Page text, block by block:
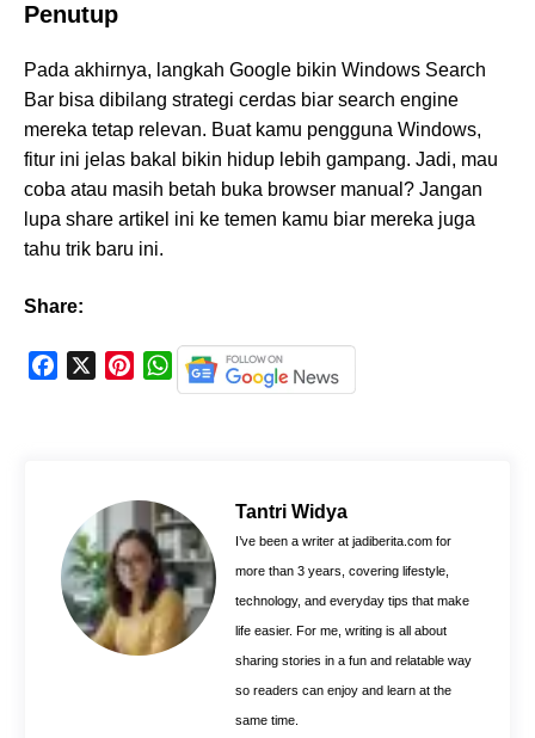
Penutup
Pada akhirnya, langkah Google bikin Windows Search
Bar bisa dibilang strategi cerdas biar search engine
mereka tetap relevan. Buat kamu pengguna Windows,
fitur ini jelas bakal bikin hidup lebih gampang. Jadi, mau
coba atau masih betah buka browser manual? Jangan
lupa share artikel ini ke temen kamu biar mereka juga
tahu trik baru ini.
Share:
k
e
s
t
W
h
A
p
p
Tantri Widya
I’ve been a writer at jadiberita.com for
more than 3 years, covering lifestyle,
technology, and everyday tips that make
life easier. For me, writing is all about
sharing stories in a fun and relatable way
so readers can enjoy and learn at the
same time.